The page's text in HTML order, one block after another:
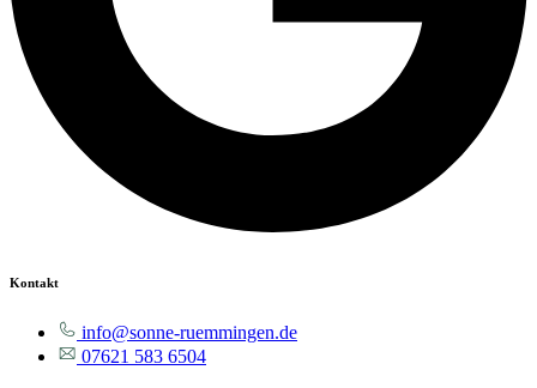
Kontakt
info@sonne-ruemmingen.de
07621 583 6504